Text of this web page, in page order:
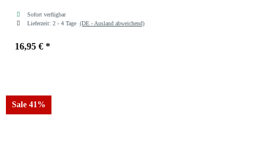
Sofort verfügbar
Lieferzeit: 2 - 4 Tage (DE - Ausland abweichend)
16,95 € *
Sale 41%